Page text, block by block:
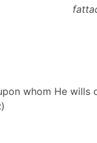
whom He wills
)